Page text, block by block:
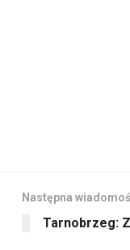
Następna
Tarnobrzeg: